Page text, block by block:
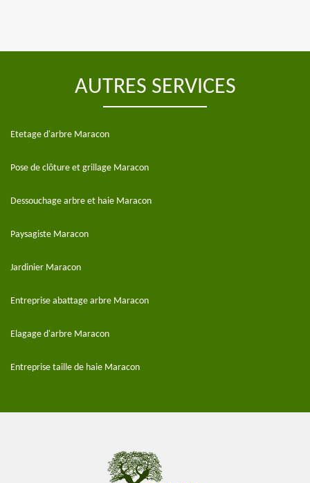
AUTRES SERVICES
Etetage d'arbre Maracon
Pose de clôture et grillage Maracon
Dessouchage arbre et haie Maracon
Paysagiste Maracon
Jardinier Maracon
Entreprise abattage arbre Maracon
Elagage d'arbre Maracon
Entreprise taille de haie Maracon